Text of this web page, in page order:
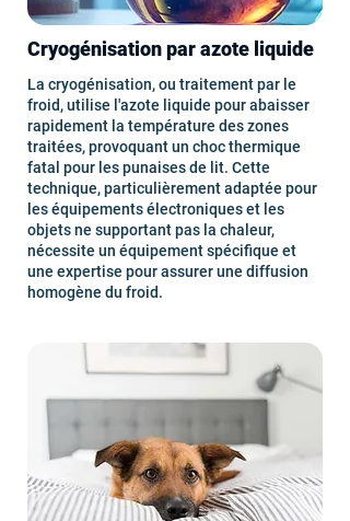
Cryogénisation par azote liquide
La cryogénisation, ou traitement par le
froid, utilise l'azote liquide pour abaisser
rapidement la température des zones
traitées, provoquant un choc thermique
fatal pour les punaises de lit. Cette
technique, particulièrement adaptée pour
les équipements électroniques et les
objets ne supportant pas la chaleur,
nécessite un équipement spécifique et
une expertise pour assurer une diffusion
homogène du froid.